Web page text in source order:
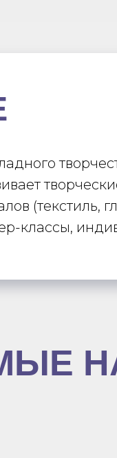
(текстиль,
классы,